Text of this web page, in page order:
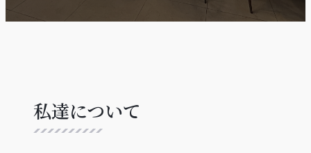
私達について